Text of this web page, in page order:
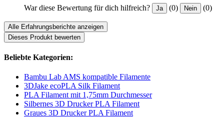
War diese Bewertung für dich hilfreich? Ja (0) Nein (0)
Alle Erfahrungsberichte anzeigen
Dieses Produkt bewerten
Beliebte Kategorien:
Bambu Lab AMS kompatible Filamente
3DJake ecoPLA Silk Filament
PLA Filament mit 1,75mm Durchmesser
Silbernes 3D Drucker PLA Filament
Graues 3D Drucker PLA Filament